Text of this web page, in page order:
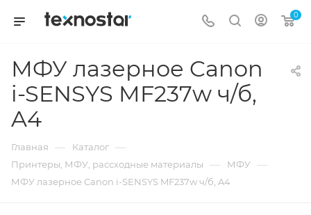
0
МФУ лазерное Canon
i-SENSYS MF237w ч/б,
A4
Главная — Каталог —
Принтеры, МФУ, рассходные материалы — МФУ —
МФУ лазерное Canon i-SENSYS MF237w ч/б, A4